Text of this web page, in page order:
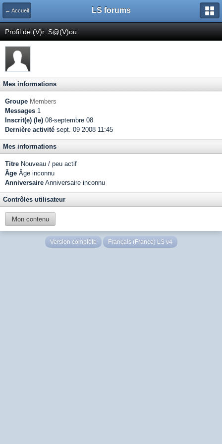
← Accueil LS forums
Profil de (V)r. S@(V)ou.
Mes informations
Groupe Members
Messages 1
Inscrit(e) (le) 08-septembre 08
Dernière activité sept. 09 2008 11:45
Mes informations
Titre Nouveau / peu actif
Âge Âge inconnu
Anniversaire Anniversaire inconnu
Contrôles utilisateur
Mon contenu
Version complète Français (France) LS v4